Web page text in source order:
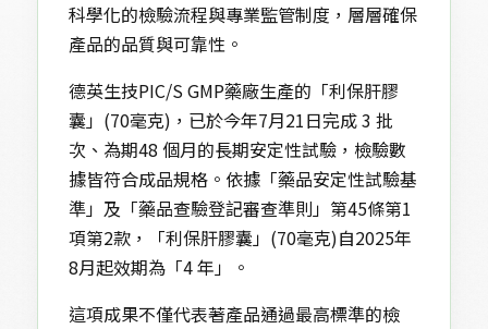
科學化的檢驗流程與專業監管制度，層層確保
產品的品質與可靠性。
德英生技PIC/S GMP藥廠生產的「利保肝膠
囊」(70毫克)，已於今年7月21日完成 3 批
次、為期48 個月的長期安定性試驗，檢驗數
據皆符合成品規格。依據「藥品安定性試驗基
準」及「藥品查驗登記審查準則」第45條第1
項第2款，「利保肝膠囊」(70毫克)自2025年
8月起效期為「4 年」。
這項成果不僅代表著產品通過最高標準的檢